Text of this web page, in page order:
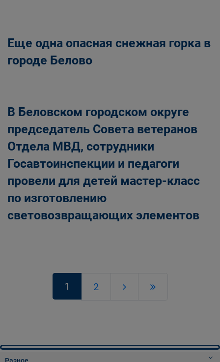
Еще одна опасная снежная горка в
городе Белово
В Беловском городском округе
председатель Совета ветеранов
Отдела МВД, сотрудники
Госавтоинспекции и педагоги
провели для детей мастер-класс
по изготовлению
световозвращающих элементов
1 2